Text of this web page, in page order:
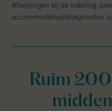
Afwijkingen bij de indeling,
accommodatieplattegronden
Ruim